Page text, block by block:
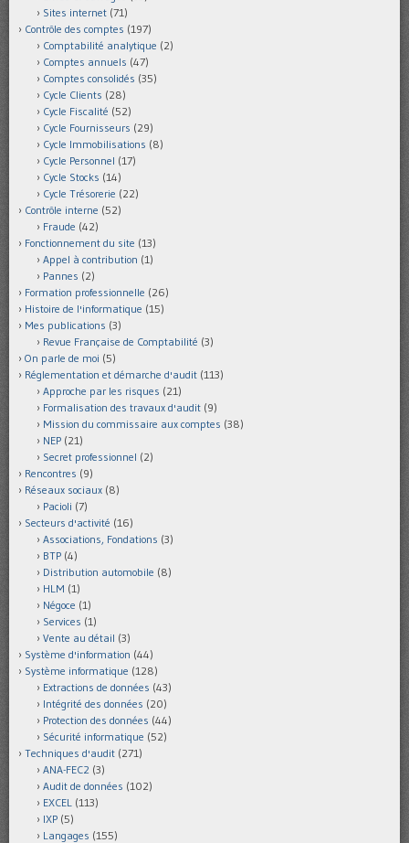
Sites internet (71)
Contrôle des comptes (197)
Comptabilité analytique (2)
Comptes annuels (47)
Comptes consolidés (35)
Cycle Clients (28)
Cycle Fiscalité (52)
Cycle Fournisseurs (29)
Cycle Immobilisations (8)
Cycle Personnel (17)
Cycle Stocks (14)
Cycle Trésorerie (22)
Contrôle interne (52)
Fraude (42)
Fonctionnement du site (13)
Appel à contribution (1)
Pannes (2)
Formation professionnelle (26)
Histoire de l'informatique (15)
Mes publications (3)
Revue Française de Comptabilité (3)
On parle de moi (5)
Réglementation et démarche d'audit (113)
Approche par les risques (21)
Formalisation des travaux d'audit (9)
Mission du commissaire aux comptes (38)
NEP (21)
Secret professionnel (2)
Rencontres (9)
Réseaux sociaux (8)
Pacioli (7)
Secteurs d'activité (16)
Associations, Fondations (3)
BTP (4)
Distribution automobile (8)
HLM (1)
Négoce (1)
Services (1)
Vente au détail (3)
Système d'information (44)
Système informatique (128)
Extractions de données (43)
Intégrité des données (20)
Protection des données (44)
Sécurité informatique (52)
Techniques d'audit (271)
ANA-FEC2 (3)
Audit de données (102)
EXCEL (113)
IXP (5)
Langages (155)